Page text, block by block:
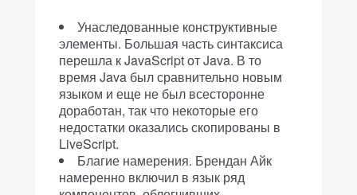
Унаследованные конструктивные
элементы. Большая часть синтаксиса
перешла к JavaScript от Java. В то
время Java был сравнительно новым
языком и еще не был всесторонне
доработан, так что некоторые его
недостатки оказались скопированы в
LiveScript.
Благие намерения. Брендан Айк
намеренно включил в язык ряд